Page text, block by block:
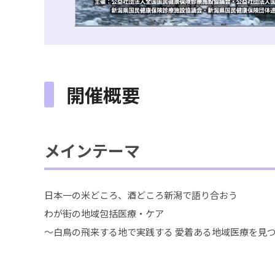
開催概要
メインテーマ
日本一の米どころ、酒どころ新潟で語り合おう
わが街の地域包括医療・ケア
～白鳥の飛来する地で実践する 愛着ある地域医療を見